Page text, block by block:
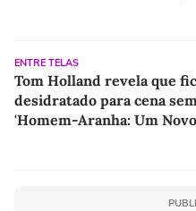
ENTRE TELAS
Tom Holland revela que
desidratado para cena
'Homem-Aranha: Um